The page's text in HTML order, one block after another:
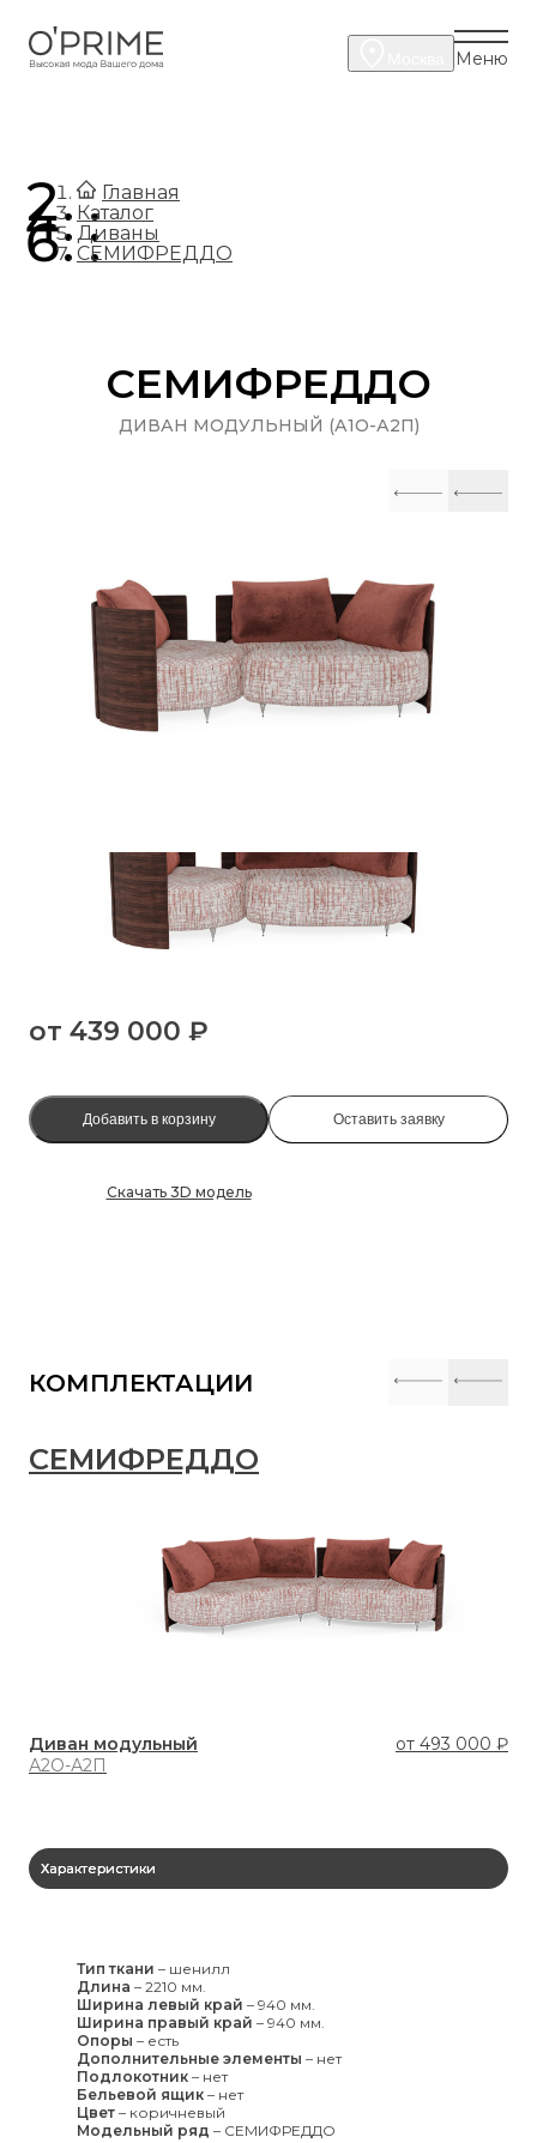
Меню
Главная
.
Каталог
.
Диваны
.
СЕМИФРЕДДО
СЕМИФРЕДДО
ДИВАН МОДУЛЬНЫЙ (А1О-А2П)
от 439 000 ₽
Добавить в корзину Оставить заявку
Скачать 3D модель
КОМПЛЕКТАЦИИ
СЕМИФРЕДДО
Диван модульный от 493 000 ₽
А2О-А2П
Характеристики
Тип ткани – шенилл
Длина – 2210 мм.
Ширина левый край – 940 мм.
Ширина правый край – 940 мм.
Опоры – есть
Дополнительные элементы – нет
Подлокотник – нет
Бельевой ящик – нет
Цвет – коричневый
Модельный ряд – СЕМИФРЕДДО